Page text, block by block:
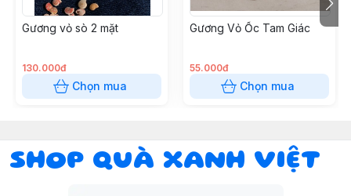
Gương vỏ sò 2 mặt
130.000đ
Chọn mua
Gương Vỏ Ốc Tam Giác
55.000đ
Chọn mua
SHOP QUÀ XANH VIỆT